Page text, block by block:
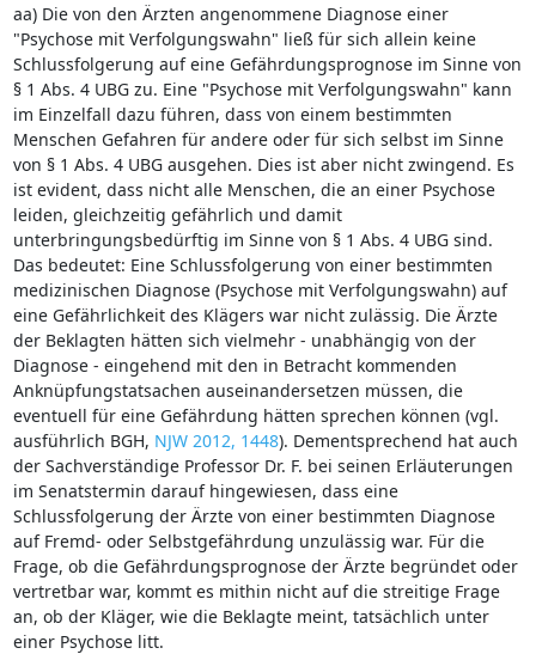
aa) Die von den Ärzten angenommene Diagnose einer
"Psychose mit Verfolgungswahn" ließ für sich allein keine
Schlussfolgerung auf eine Gefährdungsprognose im Sinne von
§ 1 Abs. 4 UBG zu. Eine "Psychose mit Verfolgungswahn" kann
im Einzelfall dazu führen, dass von einem bestimmten
Menschen Gefahren für andere oder für sich selbst im Sinne
von § 1 Abs. 4 UBG ausgehen. Dies ist aber nicht zwingend. Es
ist evident, dass nicht alle Menschen, die an einer Psychose
leiden, gleichzeitig gefährlich und damit
unterbringungsbedürftig im Sinne von § 1 Abs. 4 UBG sind.
Das bedeutet: Eine Schlussfolgerung von einer bestimmten
medizinischen Diagnose (Psychose mit Verfolgungswahn) auf
eine Gefährlichkeit des Klägers war nicht zulässig. Die Ärzte
der Beklagten hätten sich vielmehr - unabhängig von der
Diagnose - eingehend mit den in Betracht kommenden
Anknüpfungstatsachen auseinandersetzen müssen, die
eventuell für eine Gefährdung hätten sprechen können (vgl.
ausführlich BGH, NJW 2012, 1448). Dementsprechend hat auch
der Sachverständige Professor Dr. F. bei seinen Erläuterungen
im Senatstermin darauf hingewiesen, dass eine
Schlussfolgerung der Ärzte von einer bestimmten Diagnose
auf Fremd- oder Selbstgefährdung unzulässig war. Für die
Frage, ob die Gefährdungsprognose der Ärzte begründet oder
vertretbar war, kommt es mithin nicht auf die streitige Frage
an, ob der Kläger, wie die Beklagte meint, tatsächlich unter
einer Psychose litt.